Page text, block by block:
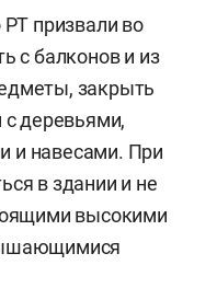
призвали во
с балконов и из
закрыть
с деревьями,
и навесами. При
в здании и не
высокими